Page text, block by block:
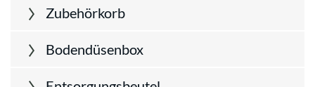
Zubehörkorb
Bodendüsenbox